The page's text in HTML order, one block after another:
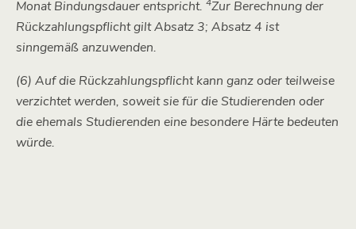
Monat Bindungsdauer entspricht. Zur Berechnung der
Rückzahlungspflicht gilt Absatz 3; Absatz 4 ist
sinngemäß anzuwenden.
(6) Auf die Rückzahlungspflicht kann ganz oder teilweise
verzichtet werden, soweit sie für die Studierenden oder
die ehemals Studierenden eine besondere Härte bedeuten
würde.